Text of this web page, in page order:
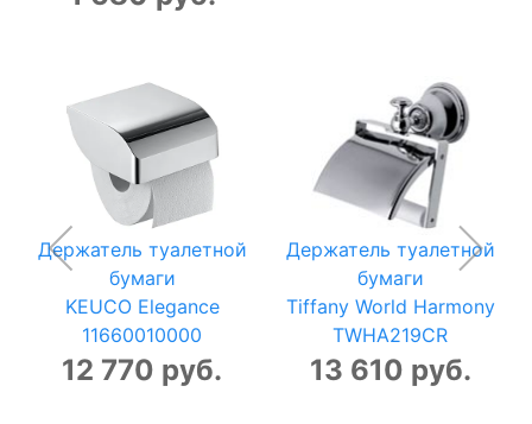
Держатель туалетной
бумаги
KEUCO Elegance
11660010000
12 770 руб.
Держатель туалетной
бумаги
Tiffany World Harmony
TWHA219CR
13 610 руб.